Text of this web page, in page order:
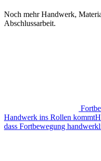
Noch mehr Handwerk,
Abschlussarbeit.
Handwerk ins Rollen kommt
dass Fortbewegung